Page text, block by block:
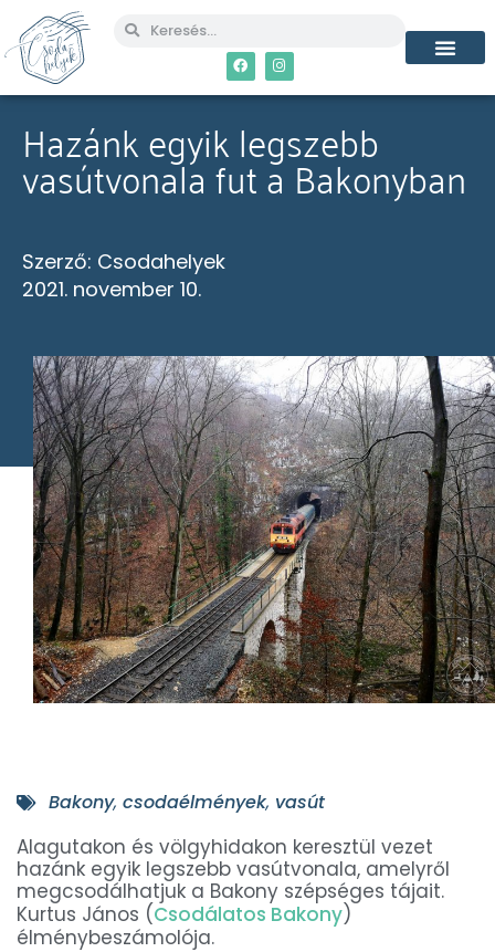
Hazánk egyik legszebb
vasútvonala fut a Bakonyban
Szerző: Csodahelyek
2021. november 10.
Bakony, csodaélmények, vasút
Alagutakon és völgyhidakon keresztül vezet
hazánk egyik legszebb vasútvonala, amelyről
megcsodálhatjuk a Bakony szépséges tájait.
Kurtus János (Csodálatos Bakony)
élménybeszámolója.